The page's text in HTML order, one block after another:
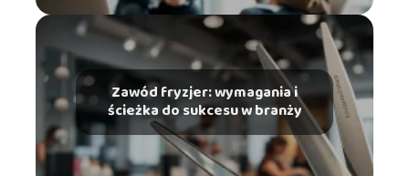
Zawód fryzjer: wymagania i
ścieżka do sukcesu w branży